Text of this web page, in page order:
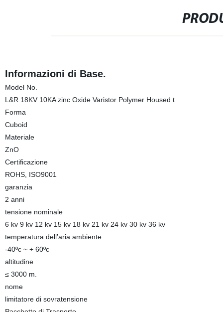
Informazioni di Base.
Model No.
L&R 18KV 10KA zinc Oxide Varistor Polymer Housed t
Forma
Cuboid
Materiale
ZnO
Certificazione
ROHS, ISO9001
garanzia
2 anni
tensione nominale
6 kv 9 kv 12 kv 15 kv 18 kv 21 kv 24 kv 30 kv 36 kv
temperatura dell′aria ambiente
-40ºc ~ + 60ºc
altitudine
≤ 3000 m.
nome
limitatore di sovratensione